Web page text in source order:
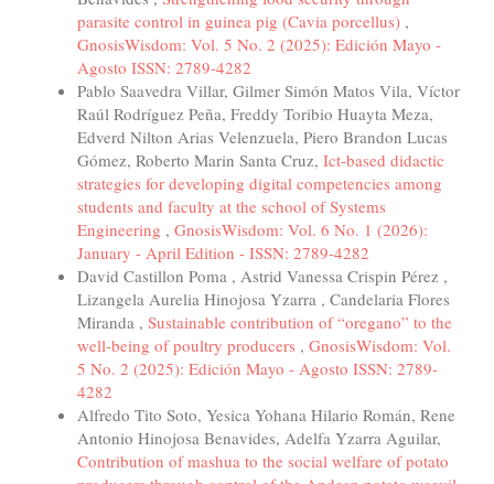
parasite control in guinea pig (Cavia porcellus) ,
GnosisWisdom: Vol. 5 No. 2 (2025): Edición Mayo -
Agosto ISSN: 2789-4282
Pablo Saavedra Villar, Gilmer Simón Matos Vila, Víctor
Raúl Rodríguez Peña, Freddy Toribio Huayta Meza,
Edverd Nilton Arias Velenzuela, Piero Brandon Lucas
Gómez, Roberto Marin Santa Cruz, Ict-based didactic
strategies for developing digital competencies among
students and faculty at the school of Systems
Engineering , GnosisWisdom: Vol. 6 No. 1 (2026):
January - April Edition - ISSN: 2789-4282
David Castillon Poma , Astrid Vanessa Crispin Pérez ,
Lizangela Aurelia Hinojosa Yzarra , Candelaria Flores
Miranda , Sustainable contribution of “oregano” to the
well-being of poultry producers , GnosisWisdom: Vol.
5 No. 2 (2025): Edición Mayo - Agosto ISSN: 2789-
4282
Alfredo Tito Soto, Yesica Yohana Hilario Román, Rene
Antonio Hinojosa Benavides, Adelfa Yzarra Aguilar,
Contribution of mashua to the social welfare of potato